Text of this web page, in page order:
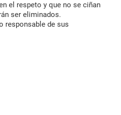
el respeto y que no se ciñan
ser eliminados.
responsable de sus